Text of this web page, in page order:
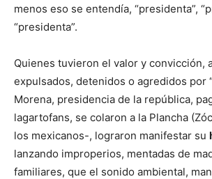
menos eso se entendía, “presidenta”,
“presidenta”.
Quienes tuvieron el valor y convicción,
expulsados, detenidos o agredidos por
Morena, presidencia de la república,
lagartofans, se colaron a la Plancha
los mexicanos-, lograron manifestar su
lanzando improperios, mentadas de
familiares, que el sonido ambiental,